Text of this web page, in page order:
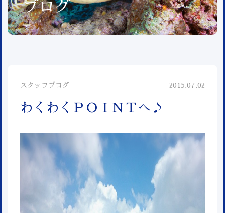
ブログ
スタッフブログ 2015.07.02
わくわくＰＯＩＮＴへ♪